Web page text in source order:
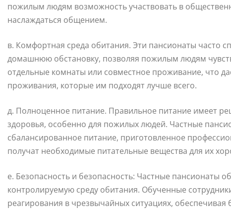
пожилым людям возможность участвовать в
наслаждаться общением.
в. Комфортная среда обитания. Эти пансионаты часто
домашнюю обстановку, позволяя пожилым людям
отдельные комнаты или совместное проживание, что
проживания, которые им подходят лучше всего.
д. Полноценное питание. Правильное питание имеет
здоровья, особенно для пожилых людей. Частные
сбалансированное питание, приготовленное
получат необходимые питательные вещества для их
е. Безопасность и безопасность: Частные пансионаты
контролируемую среду обитания. Обученные
реагирования в чрезвычайных ситуациях,